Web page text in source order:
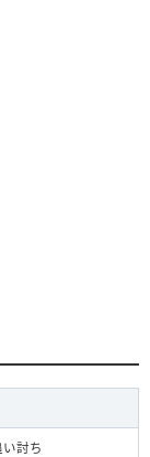
討ち